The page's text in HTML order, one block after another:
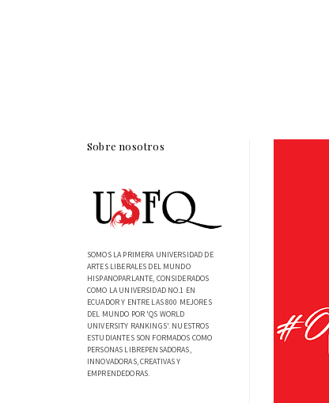
Sobre nosotros
SOMOS LA PRIMERA UNIVERSIDAD DE
ARTES LIBERALES DEL MUNDO
HISPANOPARLANTE, CONSIDERADOS
COMO LA UNIVERSIDAD NO.1 EN
ECUADOR Y ENTRE LAS 800 MEJORES
DEL MUNDO POR 'QS WORLD
UNIVERSITY RANKINGS'. NUESTROS
ESTUDIANTES SON FORMADOS COMO
PERSONAS LIBREPENSADORAS,
INNOVADORAS, CREATIVAS Y
EMPRENDEDORAS.